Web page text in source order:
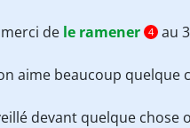
de le ramener 4 au
aime beaucoup quelque
devant quelque chose